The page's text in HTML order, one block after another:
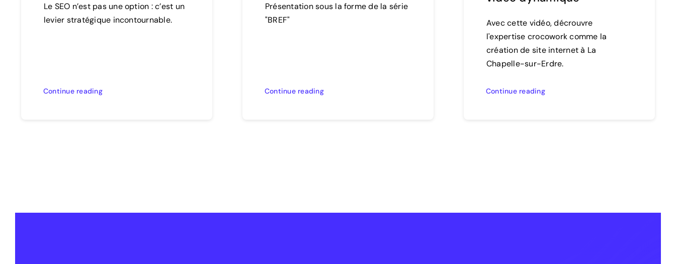
Le SEO n’est pas une option : c’est un
levier stratégique incontournable.
Continue reading
Présentation sous la forme de la série
"BREF"
Continue reading
Avec cette vidéo, décrouvre
l'expertise crocowork comme la
création de site internet à La
Chapelle-sur-Erdre.
Continue reading